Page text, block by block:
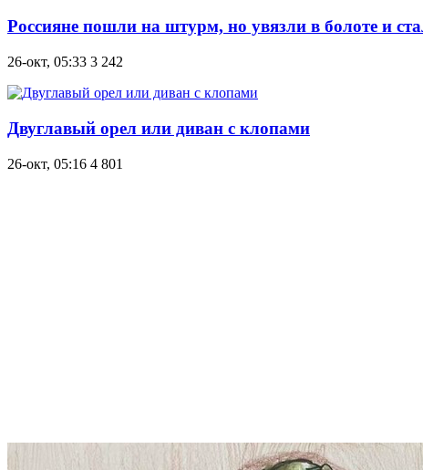
Россияне пошли на штурм, но увязли в болоте и
26-окт, 05:33 3 242
Двуглавый орел или диван с клопами
26-окт, 05:16 4 801